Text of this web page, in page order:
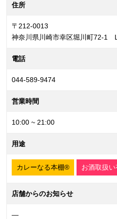
住所
〒212-0013
神奈川県川崎市幸区堀川町72-1
電話
044-589-9474
営業時間
10:00 ~ 21:00
用途
カレーなる本棚® お酒取扱い
店舗からのお知らせ
—